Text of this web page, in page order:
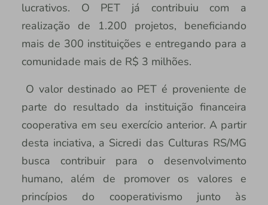
lucrativos. O PET já contribuiu com a
realização de 1.200 projetos, beneficiando
mais de 300 instituições e entregando para a
comunidade mais de R$ 3 milhões.
O valor destinado ao PET é proveniente de
parte do resultado da instituição financeira
cooperativa em seu exercício anterior. A partir
desta inciativa, a Sicredi das Culturas RS/MG
busca contribuir para o desenvolvimento
humano, além de promover os valores e
princípios do cooperativismo junto às